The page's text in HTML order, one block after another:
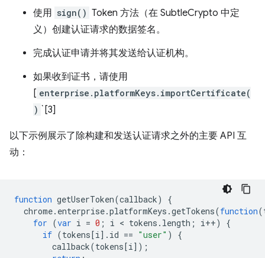
使用 sign() Token 方法（在 SubtleCrypto 中定
义）创建认证请求的数据签名。
完成认证申请并将其发送给认证机构。
如果收到证书，请使用
[ enterprise.platformKeys.importCertificate(
) `[3]
以下示例展示了除构建和发送认证请求之外的主要 API 互
动：
function getUserToken(callback)
{
chrome. enterprise.platformKeys .getTokens(function(
for (var i = 0 ; i < tokens . length ; i++)
{
if (tokens[i]. id == "user" )
{
callback(tokens[i]);